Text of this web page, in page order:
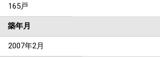
165戸
築年月
2007年2月